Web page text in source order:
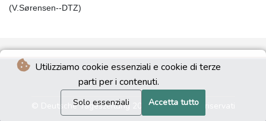
Utilizziamo cookie essenziali e cookie di terze
parti per i contenuti.
Solo essenziali Accetta tutto
(V.Sørensen--DTZ)
© Deutsche Tageszeitung 2026 - Tutti i diritti riservati